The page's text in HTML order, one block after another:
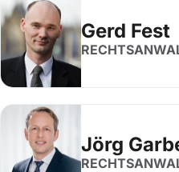
Gerd Fest
Jörg